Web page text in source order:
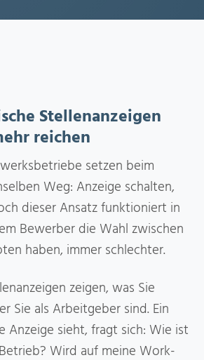
Stellenanzeigen
reichen
setzen beim
Weg: Anzeige schalten,
dieser Ansatz funktioniert in
Bewerber die Wahl zwischen
haben, immer schlechter.
zeigen, was Sie
Sie als Arbeitgeber sind. Ein
Anzeige sieht, fragt sich: Wie ist
Wird auf meine Work-